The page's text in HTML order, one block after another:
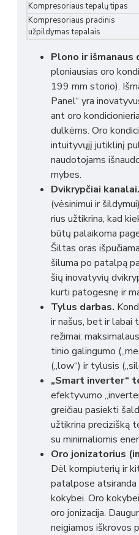
Kompresoriaus tepalų tipas
Kompresoriaus pradinis
užpildymas tepalais
Plono ir išma­naus
ploniau­sias oro
199 mm storio).
Panel“ yra
ant oro
dulkėms. Oro
intui­ty­vųjį jutik­linį
naudo­to­jams
my­bes.
Dvikryp­čiai kanalai.
(vėsinimui ir
rius užtik­rina, kad
būtų palai­koma
Šiltas oras
šiluma po patalpą
šių inova­ty­vių
kurti pato­gesnę ir
Tylus darbas.
ir našus, bet ir labai
reži­mai:
ti­nio galin­gumo
(„low“) ir tylu­sis
„Smart inver­ter“
efek­ty­vumo
grei­čiau pasiekti
užtik­rina preci­zišką
su mini­ma­lio­mis
Oro joni­za­to­rius
Dėl kompiu­te­­rių ir
pata­l­­pose atsi­­randa
koky­bei. Oro
oro joni­za­cija.
neigia­mos iškro­vos